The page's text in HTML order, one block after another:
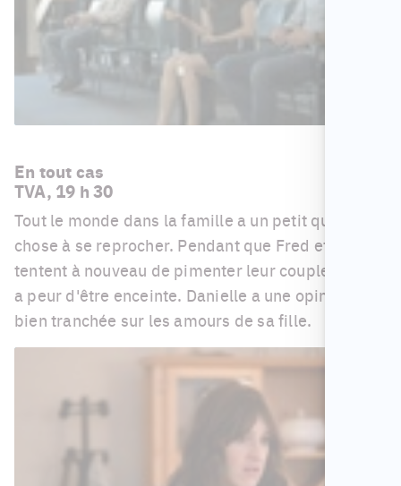
En tout cas
TVA, 19 h 30
Tout le monde dans la famille a un petit quelque
chose à se reprocher. Pendant que Fred et Sophie
tentent à nouveau de pimenter leur couple, Chloé
a peur d'être enceinte. Danielle a une opinion
bien tranchée sur les amours de sa fille.